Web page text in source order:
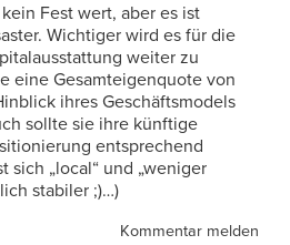
Fest wert, aber es ist
Wichtiger wird es für die
weiter zu
eine Gesamteigenquote von
ihres Geschäftsmodels
sollte sie ihre künftige
entsprechend
sich „local“ und „weniger
stabiler ;)…)
Kommentar melden